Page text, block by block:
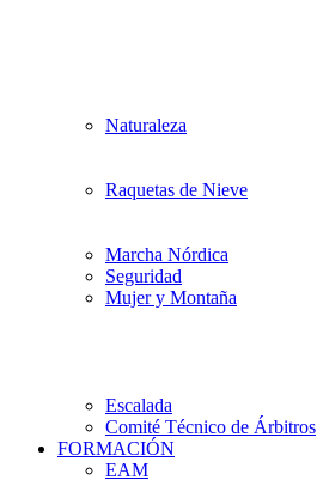
Naturaleza
Raquetas de Nieve
Marcha Nórdica
Seguridad
Mujer y Montaña
Escalada
Comité Técnico de Árbitros
FORMACIÓN
EAM